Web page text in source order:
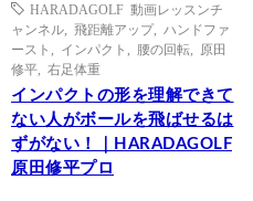
HARADAGOLF 動画レッスンチ
ャンネル
飛距離アップ, ハンドファ
ースト
インパクト 腰の回転
原田
修平
右足体重
インパクトの形を理解できて
ない人がボールを飛ばせるは
ずがない！｜HARADAGOLF
原田修平プロ